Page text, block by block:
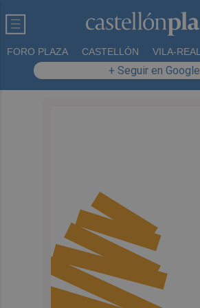
FORO PLAZA CASTELLÓN VILA-REAL
+ Seguir en Google